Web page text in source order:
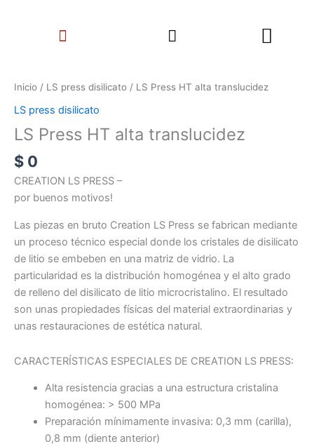
Menu Search
Inicio / LS press disilicato / LS Press HT alta translucidez
LS press disilicato
LS Press HT alta translucidez
$ 0
CREATION LS PRESS –
por buenos motivos!
Las piezas en bruto Creation LS Press se fabrican mediante
un proceso técnico especial donde los cristales de disilicato
de litio se embeben en una matriz de vidrio. La
particularidad es la distribución homogénea y el alto grado
de relleno del disilicato de litio microcristalino. El resultado
son unas propiedades físicas del material extraordinarias y
unas restauraciones de estética natural.
CARACTERÍSTICAS ESPECIALES DE CREATION LS PRESS:
Alta resistencia gracias a una estructura cristalina
homogénea: > 500 MPa
Preparación mínimamente invasiva: 0,3 mm (carilla),
0,8 mm (diente anterior)
Press
alta
translucidez